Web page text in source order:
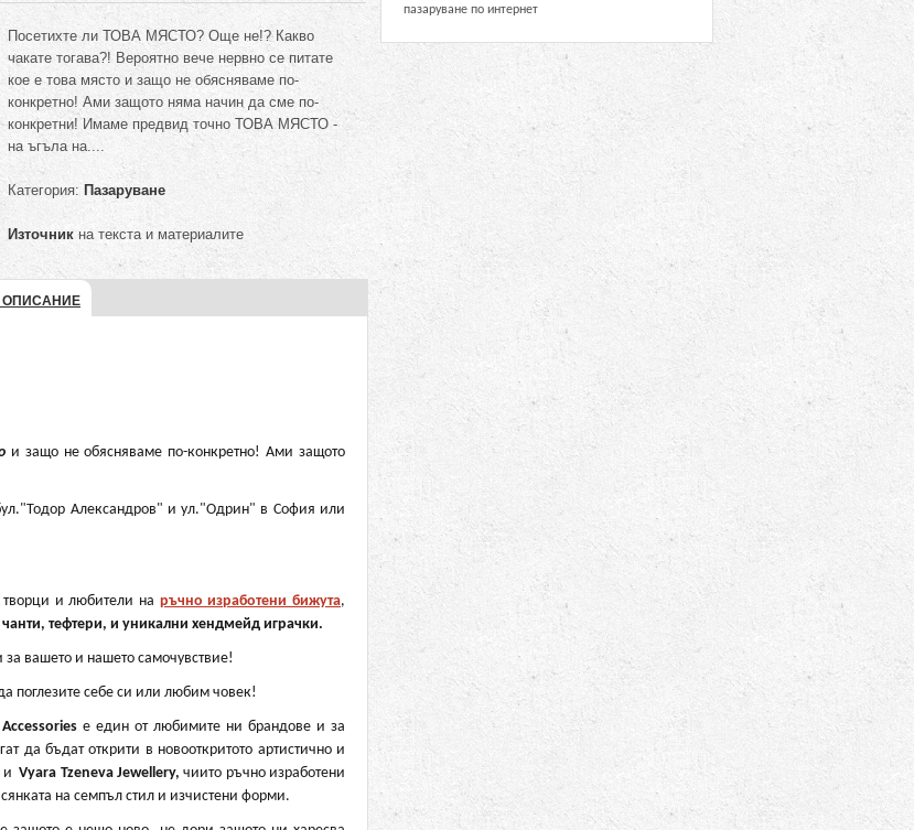
Посетихте ли ТОВА МЯСТО? Още не!? Какво
чакате тогава?! Вероятно вече нервно се питате
кое е това място и защо не обясняваме по-
конкретно! Ами защото няма начин да сме по-
конкретни! Имаме предвид точно ТОВА МЯСТО -
на ъгъла на....
Категория: Пазаруване
Източник на текста и материалите
ОПИСАНИЕ
и защо не обясняваме по-конкретно! Ами защото
Александров" и ул."Одрин" в София или
и любители на ръчно изработени бижута,
тефтери, и уникални хендмейд играчки.
вашето и нашето самочувствие!
поглезите себе си или любим човек!
е един от любимите ни брандове и за
да бъдат открити в новооткритото артистично и
иVyara Tzeneva Jewellery,чиито ръчно изработени
на семпъл стил и изчистени форми.
пазаруване по интернет